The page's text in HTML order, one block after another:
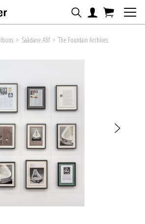
> Saâdane Afif > The Fountain Archives